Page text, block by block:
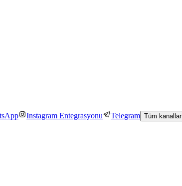
Instagram Entegrasyonu Telegram Tüm kanallar